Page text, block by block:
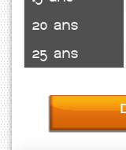
20 ans
25 ans